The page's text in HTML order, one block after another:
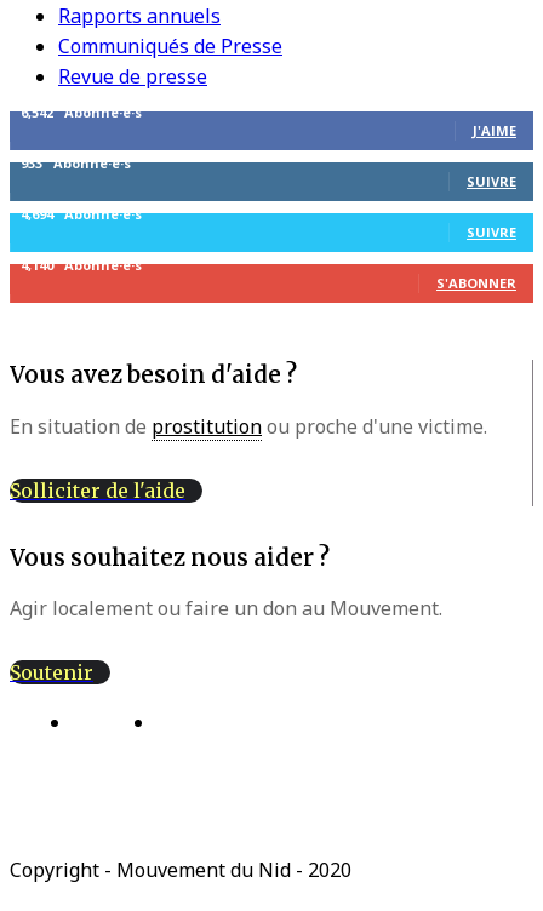
Rapports annuels
Communiqués de Presse
Revue de presse
6,542 Abonné·e·s
J'AIME
933 Abonné·e·s
SUIVRE
4,694
Abonné·e·s
SUIVRE
4,140
Abonné·e·s
S'ABONNER
Vous avez besoin d'aide ?
En situation de prostitutionou proche d'une victime.
Solliciter de l'aide
Vous souhaitez nous aider ?
Agir localement ou faire un don au Mouvement.
Soutenir
Actions
Copyright - Mouvement du Nid - 2020